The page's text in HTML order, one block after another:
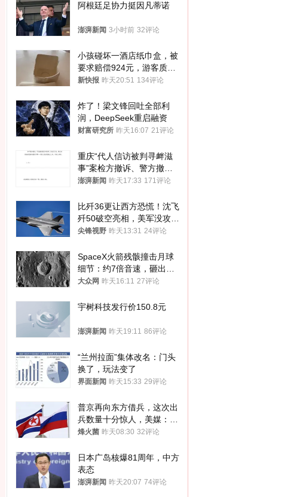
阿根廷足协力挺因凡蒂诺
澎湃新闻 3小时前 32评论
小孩碰坏一酒店纸巾盒，被
要求赔偿924元，游客质疑
酒店房客物品超高标价，市
新快报 昨天20:51 134评论
炸了！梁文锋回吐全部利
润，DeepSeek重启融资
财富研究所 昨天16:07 21评论
重庆“代人信访被判寻衅滋
事”案检方撤诉、警方撤
案，两被告人获国赔
澎湃新闻 昨天17:33 171评论
比歼36更让西方恐慌！沈飞
歼50破空亮相，美军没攻克
的技术被拿下
尖锋视野 昨天13:31 24评论
SpaceX火箭残骸撞击月球
细节：约7倍音速，砸出直
径约30米撞击坑
大众网 昨天16:11 27评论
宇树科技发行价150.8元
澎湃新闻 昨天19:11 86评论
“兰州拉面”集体改名：门头
换了，玩法变了
界面新闻 昨天15:33 29评论
普京再向东方借兵，这次出
兵数量十分惊人，美媒：俄
朝要动真格？
烽火菌 昨天08:30 32评论
日本广岛核爆81周年，中方
表态
澎湃新闻 昨天20:07 74评论